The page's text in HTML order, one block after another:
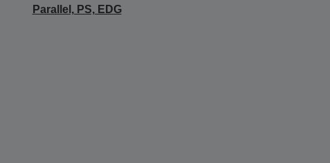
Parallel, PS, EDG